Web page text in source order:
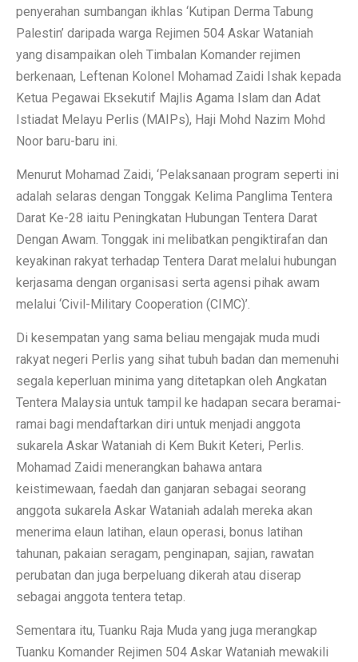
penyerahan sumbangan ikhlas ‘Kutipan Derma Tabung
Palestin’ daripada warga Rejimen 504 Askar Wataniah
yang disampaikan oleh Timbalan Komander rejimen
berkenaan, Leftenan Kolonel Mohamad Zaidi Ishak kepada
Ketua Pegawai Eksekutif Majlis Agama Islam dan Adat
Istiadat Melayu Perlis (MAIPs), Haji Mohd Nazim Mohd
Noor baru-baru ini.
Menurut Mohamad Zaidi, ‘Pelaksanaan program seperti ini
adalah selaras dengan Tonggak Kelima Panglima Tentera
Darat Ke-28 iaitu Peningkatan Hubungan Tentera Darat
Dengan Awam. Tonggak ini melibatkan pengiktirafan dan
keyakinan rakyat terhadap Tentera Darat melalui hubungan
kerjasama dengan organisasi serta agensi pihak awam
melalui ‘Civil-Military Cooperation (CIMC)’.
Di kesempatan yang sama beliau mengajak muda mudi
rakyat negeri Perlis yang sihat tubuh badan dan memenuhi
segala keperluan minima yang ditetapkan oleh Angkatan
Tentera Malaysia untuk tampil ke hadapan secara beramai-
ramai bagi mendaftarkan diri untuk menjadi anggota
sukarela Askar Wataniah di Kem Bukit Keteri, Perlis.
Mohamad Zaidi menerangkan bahawa antara
keistimewaan, faedah dan ganjaran sebagai seorang
anggota sukarela Askar Wataniah adalah mereka akan
menerima elaun latihan, elaun operasi, bonus latihan
tahunan, pakaian seragam, penginapan, sajian, rawatan
perubatan dan juga berpeluang dikerah atau diserap
sebagai anggota tentera tetap.
Sementara itu, Tuanku Raja Muda yang juga merangkap
Tuanku Komander Rejimen 504 Askar Wataniah mewakili